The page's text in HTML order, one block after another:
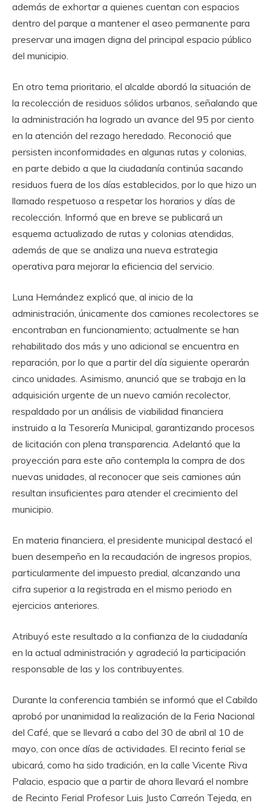
además de exhortar a quienes cuentan con espacios
dentro del parque a mantener el aseo permanente para
preservar una imagen digna del principal espacio público
del municipio.
En otro tema prioritario, el alcalde abordó la situación de
la recolección de residuos sólidos urbanos, señalando que
la administración ha logrado un avance del 95 por ciento
en la atención del rezago heredado. Reconoció que
persisten inconformidades en algunas rutas y colonias,
en parte debido a que la ciudadanía continúa sacando
residuos fuera de los días establecidos, por lo que hizo un
llamado respetuoso a respetar los horarios y días de
recolección. Informó que en breve se publicará un
esquema actualizado de rutas y colonias atendidas,
además de que se analiza una nueva estrategia
operativa para mejorar la eficiencia del servicio.
Luna Hernández explicó que, al inicio de la
administración, únicamente dos camiones recolectores se
encontraban en funcionamiento; actualmente se han
rehabilitado dos más y uno adicional se encuentra en
reparación, por lo que a partir del día siguiente operarán
cinco unidades. Asimismo, anunció que se trabaja en la
adquisición urgente de un nuevo camión recolector,
respaldado por un análisis de viabilidad financiera
instruido a la Tesorería Municipal, garantizando procesos
de licitación con plena transparencia. Adelantó que la
proyección para este año contempla la compra de dos
nuevas unidades, al reconocer que seis camiones aún
resultan insuficientes para atender el crecimiento del
municipio.
En materia financiera, el presidente municipal destacó el
buen desempeño en la recaudación de ingresos propios,
particularmente del impuesto predial, alcanzando una
cifra superior a la registrada en el mismo periodo en
ejercicios anteriores.
Atribuyó este resultado a la confianza de la ciudadanía
en la actual administración y agradeció la participación
responsable de las y los contribuyentes.
Durante la conferencia también se informó que el Cabildo
aprobó por unanimidad la realización de la Feria Nacional
del Café, que se llevará a cabo del 30 de abril al 10 de
mayo, con once días de actividades. El recinto ferial se
ubicará, como ha sido tradición, en la calle Vicente Riva
Palacio, espacio que a partir de ahora llevará el nombre
de Recinto Ferial Profesor Luis Justo Carreón Tejeda, en